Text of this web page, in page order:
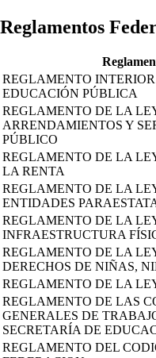
Reglamentos
REGLAMENTO
EDUCACIÓN PÚBLICA
REGLAMENTO DE LA
ARRENDAMIENTOS Y
PÚBLICO
REGLAMENTO DE LA
LA RENTA
REGLAMENTO DE LA
ENTIDADES
REGLAMENTO DE LA
INFRAESTRUCTURA
REGLAMENTO DE LA
DERECHOS DE NIÑAS,
REGLAMENTO DE LA
REGLAMENTO DE LAS
GENERALES DE
SECRETARÍA DE
REGLAMENTO DEL